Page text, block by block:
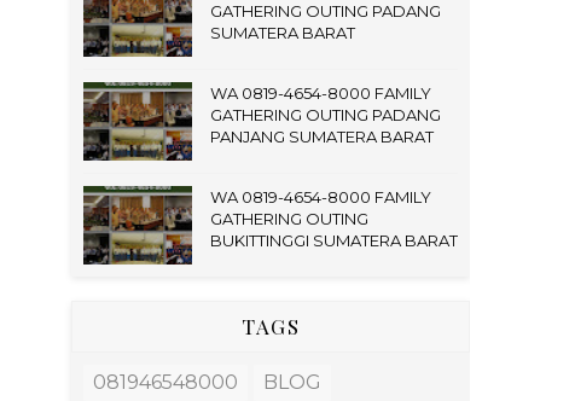
GATHERING OUTING PADANG
SUMATERA BARAT
WA 0819-4654-8000 FAMILY
GATHERING OUTING PADANG
PANJANG SUMATERA BARAT
WA 0819-4654-8000 FAMILY
GATHERING OUTING
BUKITTINGGI SUMATERA BARAT
TAGS
081946548000
BLOG